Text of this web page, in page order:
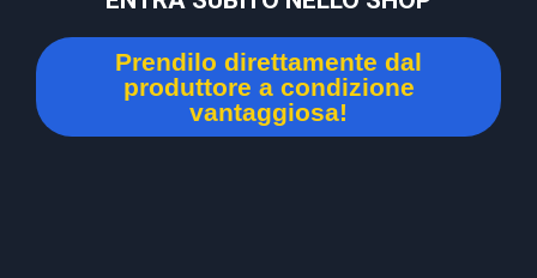
Prendilo direttamente dal
produttore a condizione
vantaggiosa!